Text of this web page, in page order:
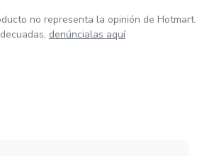
no representa la opinión de Hotmart.
denúncialas aquí